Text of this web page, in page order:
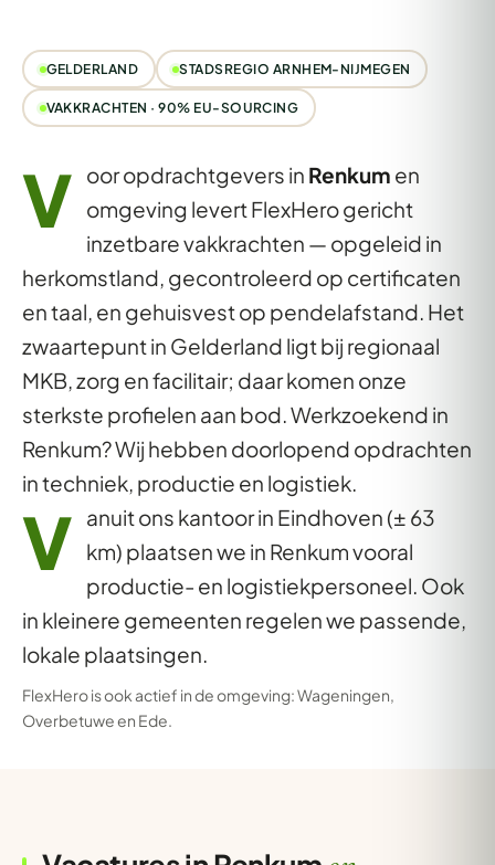
GELDERLAND STADSREGIO ARNHEM-NIJMEGEN
VAKKRACHTEN · 90% EU-SOURCING
V oor opdrachtgevers in Renkum en
omgeving levert FlexHero gericht
inzetbare vakkrachten — opgeleid in
herkomstland, gecontroleerd op certificaten
en taal, en gehuisvest op pendelafstand. Het
zwaartepunt in Gelderland ligt bij regionaal
MKB, zorg en facilitair; daar komen onze
sterkste profielen aan bod. Werkzoekend in
Renkum? Wij hebben doorlopend opdrachten
in techniek, productie en logistiek.
V anuit ons kantoor in Eindhoven (± 63
km) plaatsen we in Renkum vooral
productie- en logistiekpersoneel. Ook
in kleinere gemeenten regelen we passende,
lokale plaatsingen.
FlexHero is ook actief in de omgeving:Wageningen,
Overbetuween Ede.